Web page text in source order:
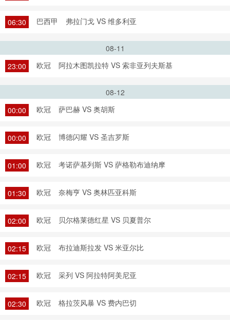
06:30 巴西甲 弗拉门戈 VS 维多利亚
08-11
23:00
欧冠 阿拉木图凯拉特 VS 索非亚列夫斯基
08-12
00:00
欧冠 萨巴赫 VS 奥胡斯
00:00 欧冠 博德闪耀 VS 圣吉罗斯
01:00 欧冠 考诺萨基列斯 VS 萨格勒布迪纳摩
01:30 欧冠 奈梅亨 VS 奥林匹亚科斯
02:00 欧冠 贝尔格莱德红星 VS 贝夏普尔
02:15 欧冠 布拉迪斯拉发 VS 米亚尔比
02:15 欧冠 采列 VS 阿拉特阿美尼亚
02:30 欧冠 格拉茨风暴 VS 费内巴切